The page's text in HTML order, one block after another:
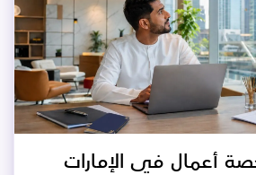
أعمال في الإمارات